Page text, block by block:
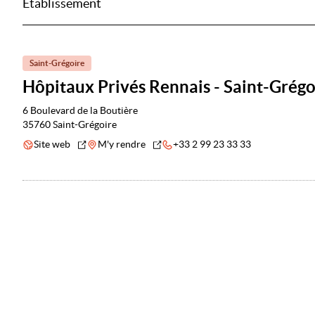
Établissement
Saint-Grégoire
Hôpitaux Privés Rennais - Saint-
6 Boulevard de la Boutière
35760 Saint-Grégoire
Site web
M'y rendre +33 2 99 23 33 33